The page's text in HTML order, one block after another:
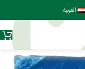
العربية